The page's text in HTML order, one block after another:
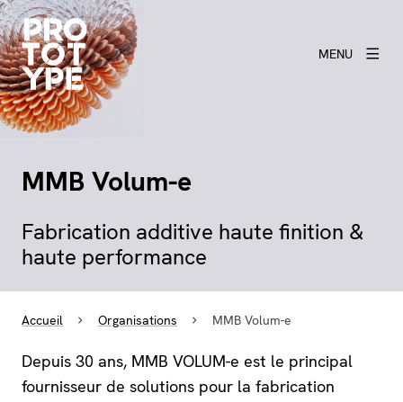
MENU
MMB Volum-e
Fabrication additive haute finition &
haute performance
Accueil Organisations MMB Volum-e
Depuis 30 ans, MMB VOLUM-e est le principal
fournisseur de solutions pour la fabrication